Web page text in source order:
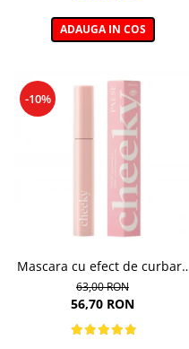
ADAUGA IN COS
-10%
Mascara cu efect de curbare
si lifting, Cheeky - 11ml
63,00 RON
56,70 RON